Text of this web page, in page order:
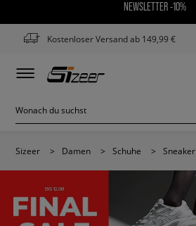
NEWSLETTER -10%
Kostenloser Versand ab 149,99 €
Sizeer > Damen > Schuhe > Sneaker